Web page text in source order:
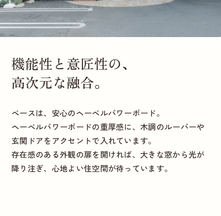
機能性と意匠性の、
高次元な融合。
ベースは、安心のヘーベルパワーボード。
ヘーベルパワーボードの重厚感に、木調のルーバーや
玄関ドアをアクセントで入れています。
存在感のある外観の扉を開ければ、大きな窓から光が
降り注ぎ、心地よい住空間が待っています。